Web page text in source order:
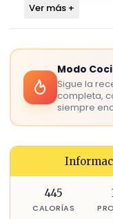
Ver más +
Modo
Sigue la
completa,
siempre
445
CALORÍAS